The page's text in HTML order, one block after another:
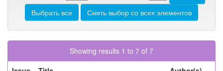
Showing results 1 to 7 of 7